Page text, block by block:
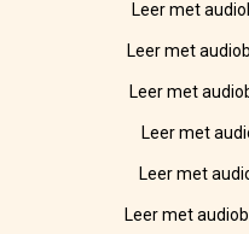
Leer met
Leer met
Leer met
Leer met
Leer met
Leer met